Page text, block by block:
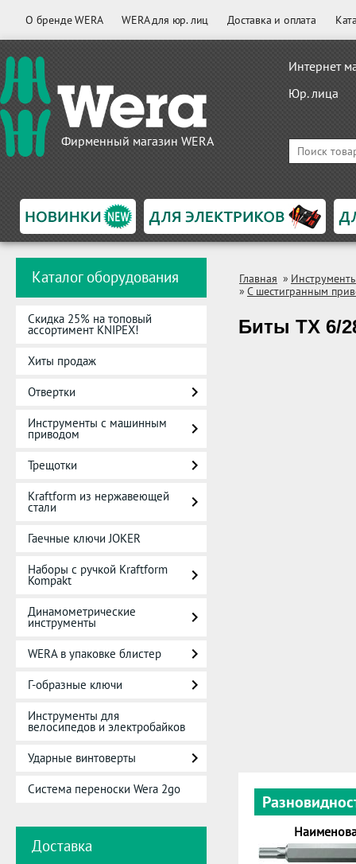
О бренде WERA WERA для юр. лиц Доставка и оплата
Фирменный магазин WERA
Интернет
Юр. лица
Каталог оборудования
Скидка 25% на топовый
ассортимент KNIPEX!
Хиты продаж
Отвертки
Инструменты с машинным
приводом
Трещотки
Kraftform из нержавеющей
стали
Гаечные ключи JOKER
Наборы с ручкой Kraftform
Kompakt
Динамометрические
инструменты
WERA в упаковке блистер
Г-образные ключи
Инструменты для
велосипедов и электробайков
Ударные винтоверты
Система переноски Wera 2go
Доставка
Главная »
» С шестигранным
Биты TX 6/